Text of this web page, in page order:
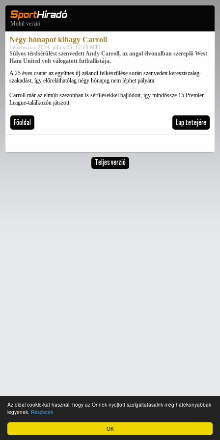
OK
Az oldal cookie-kat használ, hogy az Önnek nyújtott szolgáltatásaink még hatékonyabbak
legyenek. Részletek
Mobil verzió
Négy hónapot kihagy Carroll
Létrehozva: 2014. július 25. 12:16 MTI
Súlyos térdsérülést szenvedett Andy Carroll, az angol élvonalban szereplő West
Ham United volt válogatott futballistája.
A 25 éves csatár az együttes új-zélandi felkészülése során szenvedett keresztszalag-
szakadást, így előreláthatólag négy hónapig nem léphet pályára.
Carroll már az elmúlt szezonban is sérülésekkel bajlódott, így mindössze 15 Premier
League-találkozón játszott.
Főoldal Lap tetejére
Teljes verzió